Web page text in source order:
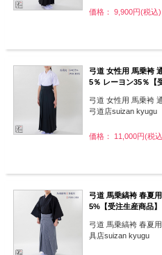
価格： 9,900円(税込)
弓道 女性用 馬乗袴
5％ レーヨン35％【
弓道 女性用 馬乗袴
弓道店suizan kyugu
価格： 11,000円(税
弓道 馬乗縞袴 春夏
5%【受注生産商品】
弓道 馬乗縞袴 春夏
具店suizan kyugu